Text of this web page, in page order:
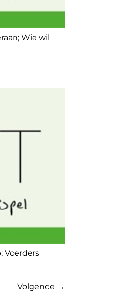
Wie wil
Voerders
Volgende →